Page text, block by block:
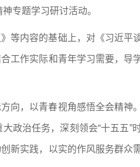
神专题学习研讨活动。
等内容的基础上，对《习近平
工作实际和青年学习需要，导
向，以青春视角感悟全会精神
政治任务，深刻领会“十五五”
新实践，以实的作风服务群众